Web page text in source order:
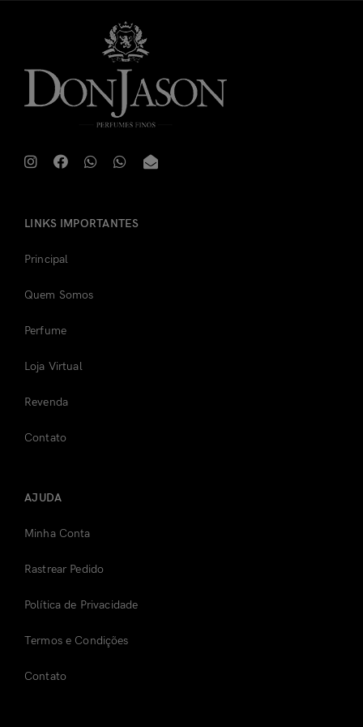
LINKS IMPORTANTES
Principal
Quem Somos
Perfume
Loja Virtual
Revenda
Contato
AJUDA
Minha Conta
Rastrear Pedido
Política de Privacidade
Termos e Condições
Contato